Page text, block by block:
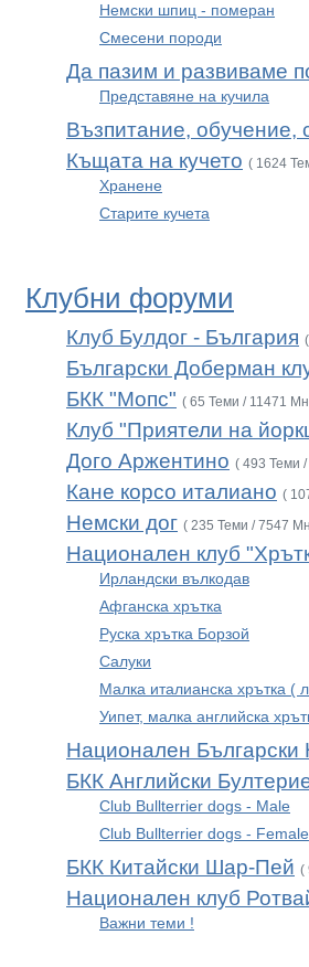
Немски шпиц - померан
Смесени породи
Да пазим и развиваме
Представяне на кучила
Възпитание, обучение,
Къщата на кучето ( 1624
Хранене
Старите кучета
Клубни форуми
Клуб Булдог - България
Български Доберман
БКК "Мопс" ( 65 Теми / 11471
Клуб "Приятели на
Дого Аржентино ( 493 Теми
Кане корсо италиано (
Немски дог ( 235 Теми / 7547
Национален клуб
Ирландски вълкодав
Афганска хрътка
Руска хрътка Борзой
Салуки
Малка италианска хрътка (
Уипет, малка английска
Национален
БКК Английски
Club Bullterrier dogs - Male
Club Bullterrier dogs - Female
БКК Китайски Шар-Пей (
Национален клуб
Важни теми !